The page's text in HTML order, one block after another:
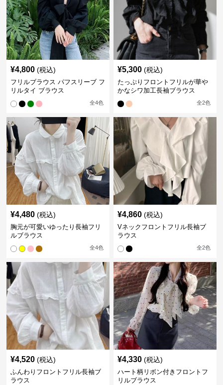
¥4,800 (税込)
フリルブラウス パフスリーブ フ
リルタイ ブラウス
全4色
¥5,300 (税込)
たっぷりフロントフリルが華や
かなシワ加工長袖ブラウス
全2色
¥4,480 (税込)
胸元が可愛いゆったり長袖フリ
ルブラウス
全4色
¥4,860 (税込)
Vネックフロントフリル長袖ブ
ラウス
全2色
¥4,520 (税込)
ふんわりフロントフリル長袖ブ
ラウス
¥4,330 (税込)
ハート柄リボン付きフロントフ
リルブラウス